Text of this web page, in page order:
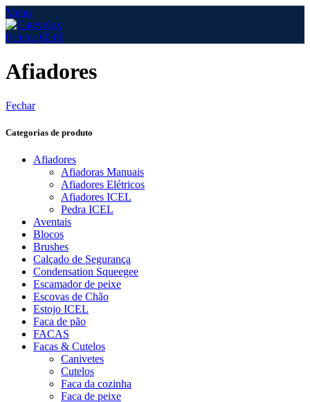
Menu
0 items €0.00
Afiadores
Fechar
Categorias de produto
Afiadores
Afiadoras Manuais
Afiadores Elétricos
Afiadores ICEL
Pedra ICEL
Aventais
Blocos
Brushes
Calçado de Segurança
Condensation Squeegee
Escamador de peixe
Escovas de Chão
Estojo ICEL
Faca de pão
FACAS
Facas & Cutelos
Canivetes
Cutelos
Faca da cozinha
Faca de peixe